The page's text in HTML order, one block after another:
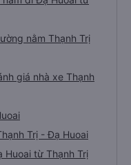
nằm Thạnh Trị
giá nhà xe Thạnh
Trị - Đạ Huoai
Huoai từ Thạnh Trị